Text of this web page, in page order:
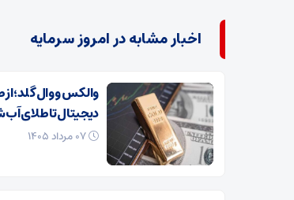
اخبار مشابه در امروز سرمایه
والکس و وال گلد؛
دیجیتال تا طلای